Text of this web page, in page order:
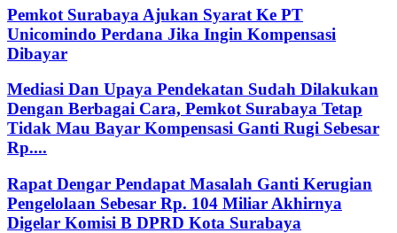
Pemkot Surabaya Ajukan Syarat Ke PT
Unicomindo Perdana Jika Ingin Kompensasi
Dibayar
Mediasi Dan Upaya Pendekatan Sudah Dilakukan
Dengan Berbagai Cara, Pemkot Surabaya Tetap
Tidak Mau Bayar Kompensasi Ganti Rugi Sebesar
Rp....
Rapat Dengar Pendapat Masalah Ganti Kerugian
Pengelolaan Sebesar Rp. 104 Miliar Akhirnya
Digelar Komisi B DPRD Kota Surabaya